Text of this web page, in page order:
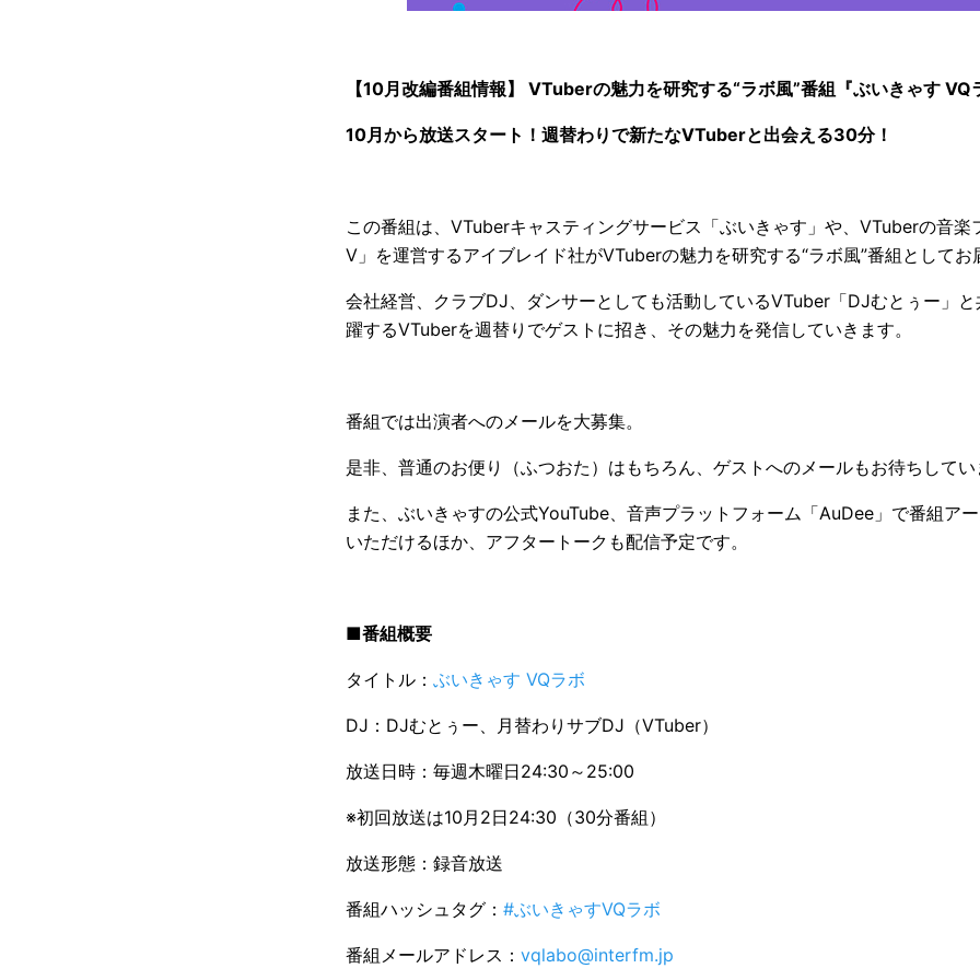
【10月改編番組情報】 VTuberの魅力を研究する“ラボ風”番組『ぶいきゃす VQ
10月から放送スタート！週替わりで新たなVTuberと出会える30分！
この番組は、VTuberキャスティングサービス「ぶいきゃす」や、VTuberの音
V」を運営するアイブレイド社がVTuberの魅力を研究する“ラボ風”番組としてお
会社経営、クラブDJ、ダンサーとしても活動しているVTuber「DJむとぅー」
躍するVTuberを週替りでゲストに招き、その魅力を発信していきます。
番組では出演者へのメールを大募集。
是非、普通のお便り（ふつおた）はもちろん、ゲストへのメールもお待ちしてい
また、ぶいきゃすの公式YouTube、音声プラットフォーム「AuDee」で番組ア
いただけるほか、アフタートークも配信予定です。
■番組概要
タイトル： ぶいきゃす VQラボ
DJ：DJむとぅー、月替わりサブDJ（VTuber）
放送日時：毎週木曜日24:30～25:00
※初回放送は10月2日24:30（30分番組）
放送形態：録音放送
番組ハッシュタグ： #ぶいきゃすVQラボ
番組メールアドレス： vqlabo@interfm.jp